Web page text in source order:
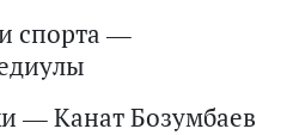
спорта —
— Канат Бозумбаев